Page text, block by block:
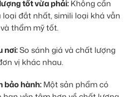
tốt vừa phải: Không cần
đắt nhất, simili loại khá vẫn
thẩm mỹ tốt.
nơi:So sánh giá và chất lượng
vị khác nhau.
bảo hành: Một sản phẩm có